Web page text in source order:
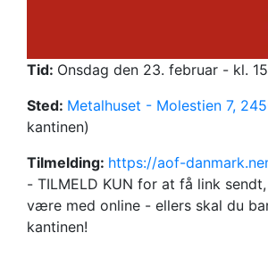
Tid: Onsdag den 23. februar - kl.
Sted: Metalhuset - Molestien 7,
kantinen)
Tilmelding: https://aof-
- TILMELD KUN for at få link
være med online - ellers skal du
kantinen!